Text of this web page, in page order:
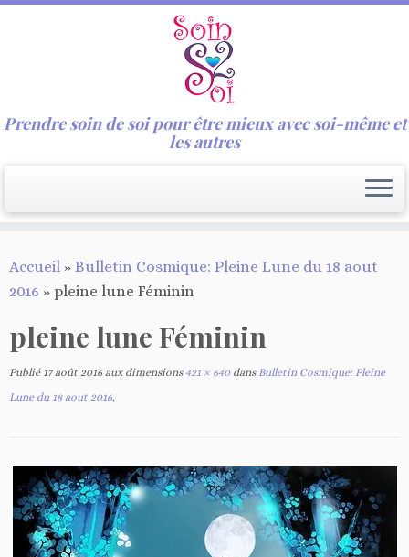
au
contenu
Prendre soin de soi pour être mieux avec soi-même et
les autres
Accueil » Bulletin Cosmique: Pleine Lune du 18 aout
2016 » pleine lune Féminin
pleine lune Féminin
Publié 17 août 2016 aux dimensions421 × 640dansBulletin Cosmique: Pleine
Lune du 18 aout 2016.